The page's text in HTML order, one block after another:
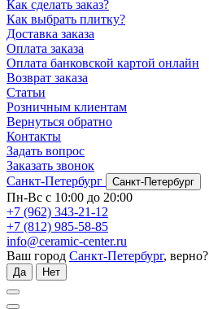
Как сделать заказ?
Как выбрать плитку?
Доставка заказа
Оплата заказа
Оплата банковской картой онлайн
Возврат заказа
Статьи
Розничным клиентам
Вернуться обратно
Контакты
Задать вопрос
Заказать звонок
Санкт-Петербург
Санкт-Петербург
Пн-Вс с 10:00 до 20:00
+7 (962) 343-21-12
+7 (812) 985-58-85
info@ceramic-center.ru
Ваш город Санкт-Петербург, верно?
Да Нет